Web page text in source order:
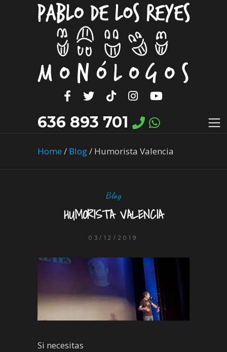
636 893 701
Home/ Blog/ Humorista Valencia
Blog
HUMORISTA VALENCIA
03/12/2019
Si necesitas